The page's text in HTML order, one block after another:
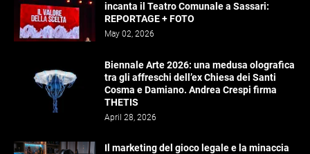
incanta il Teatro Comunale a Sassari:
REPORTAGE + FOTO
May 02, 2026
Biennale Arte 2026: una medusa olografica
tra gli affreschi dell’ex Chiesa dei Santi
Cosma e Damiano. Andrea Crespi firma
THETIS
April 28, 2026
Il marketing del gioco legale e la minaccia